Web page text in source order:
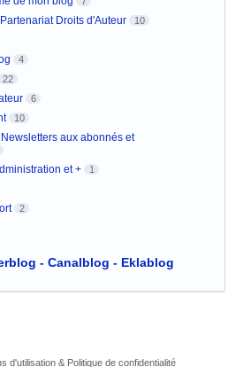
Droits d'Auteur 10
4
22
6
10
aux abonnés et
et + 1
2
- Canalblog - Eklablog
d'utilisation & Politique de confidentialité